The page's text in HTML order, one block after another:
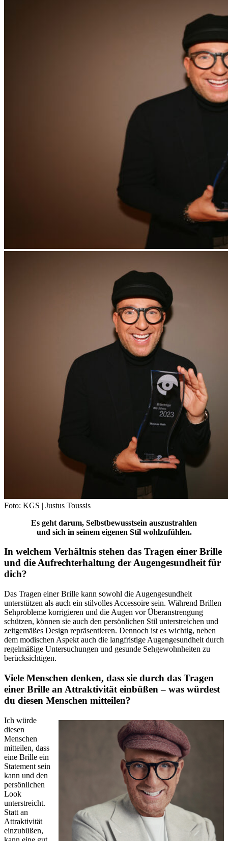
Foto: KGS | Justus Toussis
Es geht darum, Selbstbewusstsein auszustrahlen
und sich in seinem eigenen Stil wohlzufühlen.
In welchem Verhältnis stehen das Tragen einer Brille
und die Aufrechterhaltung der Augengesundheit für
dich?
Das Tragen einer Brille kann sowohl die Augengesundheit
unterstützen als auch ein stilvolles Accessoire sein. Während Brillen
Sehprobleme korrigieren und die Augen vor Überanstrengung
schützen, können sie auch den persönlichen Stil unterstreichen und
zeitgemäßes Design repräsentieren. Dennoch ist es wichtig, neben
dem modischen Aspekt auch die langfristige Augengesundheit durch
regelmäßige Untersuchungen und gesunde Sehgewohnheiten zu
berücksichtigen.
Viele Menschen denken, dass sie durch das Tragen
einer Brille an Attraktivität einbüßen – was würdest
du diesen Menschen mitteilen?
Ich würde
diesen
Menschen
mitteilen, dass
eine Brille ein
Statement sein
kann und den
persönlichen
Look
unterstreicht.
Statt an
Attraktivität
einzubüßen,